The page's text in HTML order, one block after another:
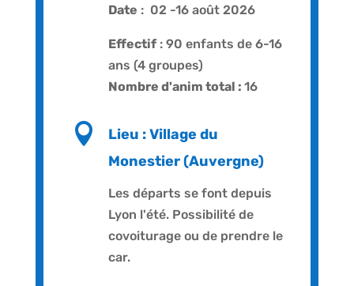
Date : 02 -16 août 2026
Effectif: 90 enfants de 6-16
ans (4 groupes)
Nombre d'anim total : 16

Lieu : Village du
Monestier (Auvergne)
Les départs se font depuis
Lyon l'été. Possibilité de
covoiturage ou de prendre le
car.